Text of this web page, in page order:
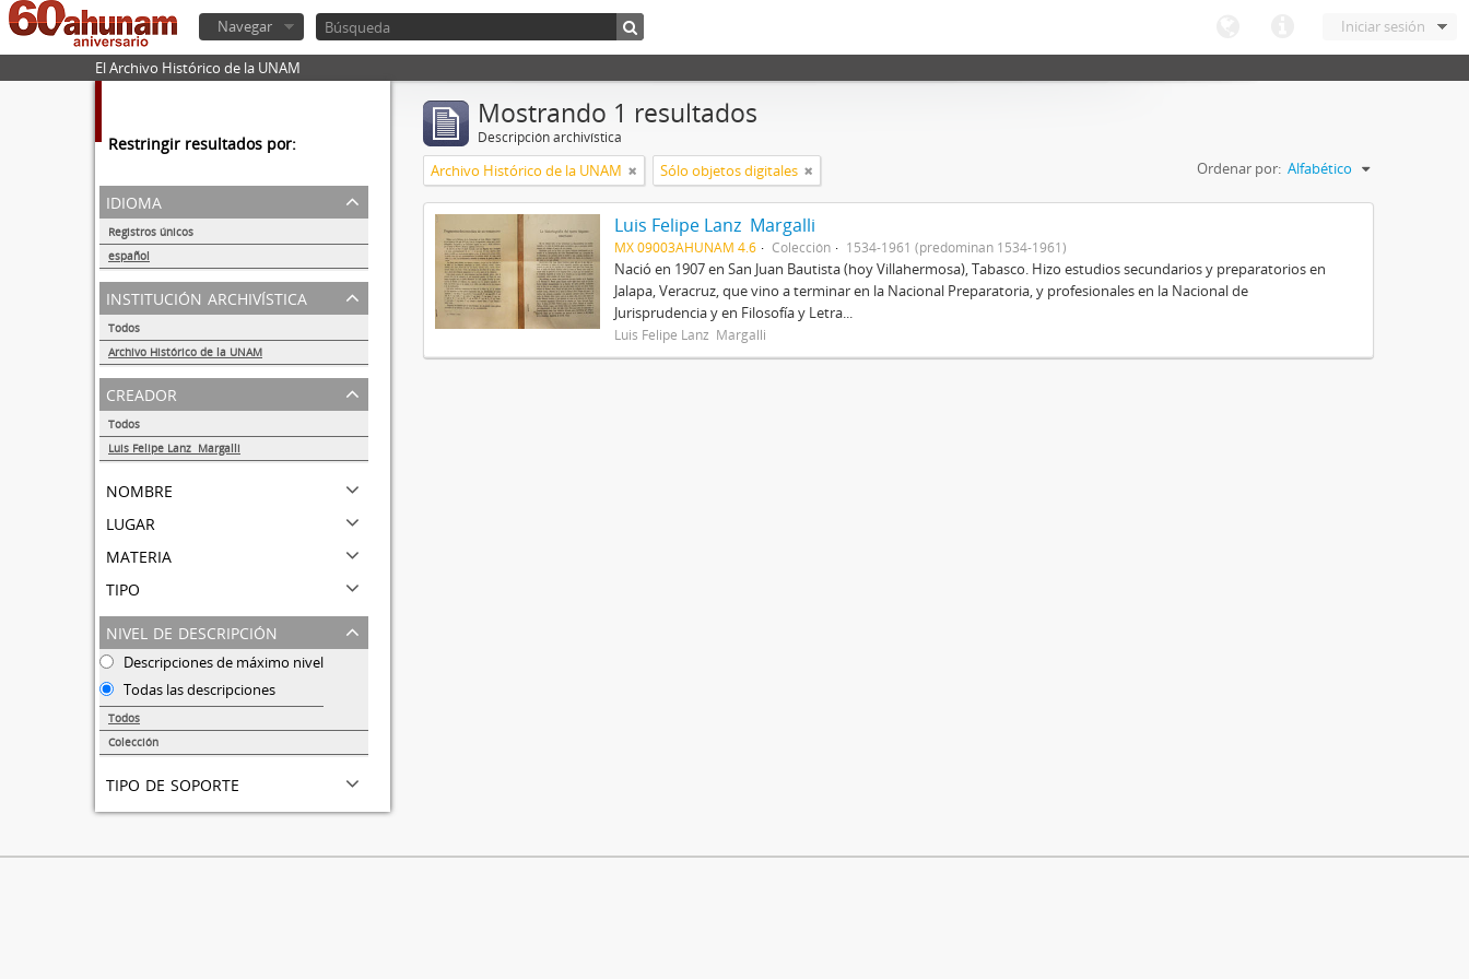
Iniciar sesión
Navegar
El Archivo Histórico de la UNAM
Restringir resultados por:
idioma
Registros únicos
español
1
institución archivística
Todos
Archivo Histórico de la UNAM
1
creador
Todos
Luis Felipe Lanz Margalli
nombre
lugar
materia
tipo
nivel de descripción
Descripciones de máximo nivel
Todas las descripciones
Todos
Colección
tipo de soporte
Mostrando 1 resultados
Descripción archivística
Archivo Histórico de la UNAM Sólo objetos digitales Ordenar por: Alfabético
Luis Felipe Lanz Margalli
MX 09003AHUNAM 4.6 Colección 1534-1961 (predominan 1534-1961)
Nació en 1907 en San Juan Bautista (hoy Villahermosa), Tabasco. Hizo estudios secundarios y preparatorios en
Jalapa, Veracruz, que vino a terminar en la Nacional Preparatoria, y profesionales en la Nacional de
Jurisprudencia y en Filosofía y Letra...
Luis Felipe Lanz Margalli